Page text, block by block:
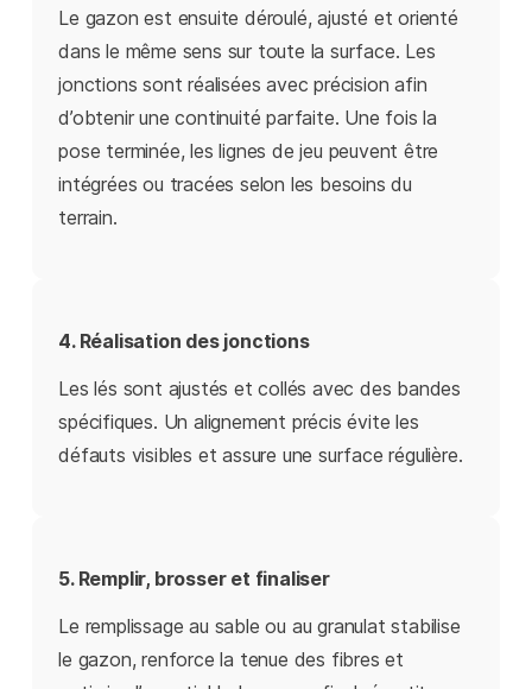
Le gazon est ensuite déroulé, ajusté et orienté
dans le même sens sur toute la surface. Les
jonctions sont réalisées avec précision afin
d’obtenir une continuité parfaite. Une fois la
pose terminée, les lignes de jeu peuvent être
intégrées ou tracées selon les besoins du
terrain.
4. Réalisation des jonctions
Les lés sont ajustés et collés avec des bandes
spécifiques. Un alignement précis évite les
défauts visibles et assure une surface régulière.
5. Remplir, brosser et finaliser
Le remplissage au sable ou au granulat stabilise
le gazon, renforce la tenue des fibres et